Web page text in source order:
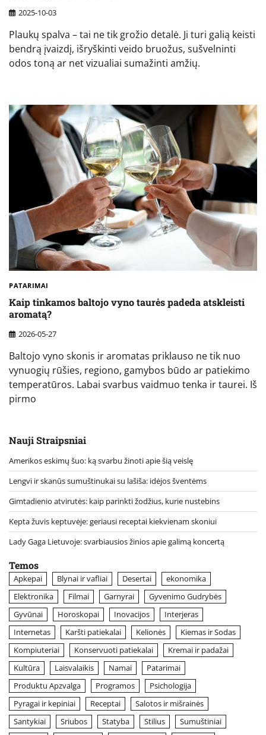
2025-10-03
Plaukų spalva – tai ne tik grožio detalė. Ji turi galią keisti
bendrą įvaizdį, išryškinti veido bruožus, sušvelninti
odos toną ar net vizualiai sumažinti amžių.
PATARIMAI
Kaip tinkamos baltojo vyno taurės padeda atskleisti
aromatą?
2026-05-27
Baltojo vyno skonis ir aromatas priklauso ne tik nuo
vynuogių rūšies, regiono, gamybos būdo ar patiekimo
temperatūros. Labai svarbus vaidmuo tenka ir taurei. Iš
pirmo
Nauji Straipsniai
Amerikos eskimų šuo: ką svarbu žinoti apie šią veislę
Lengvi ir skanūs sumuštinukai su lašiša: idėjos šventėms
Gimtadienio atvirutės: kaip parinkti žodžius, kurie nustebins
Kepta žuvis keptuvėje: geriausi receptai kiekvienam skoniui
Lady Gaga Lietuvoje: svarbiausios žinios apie galimą koncertą
Temos
Apkepai Blynai ir vafliai Desertai
ekonomika
Elektronika
Filmai Garnyrai
Gyvenimo Gudrybės
Gyvūnai
Horoskopai Inovacijos
Interjeras
Internetas
Karšti patiekalai Kelionės
Kiemas ir Sodas
Kompiuteriai
Konservuoti patiekalai
Kremai ir padažai
Kultūra
Laisvalaikis Namai
Patarimai
Produktu Apzvalga
Programos
Psichologija
Pyragai ir kepiniai
Receptai
Salotos ir mišrainės
Santykiai
Sriubos Statyba Stilius
Sumuštiniai